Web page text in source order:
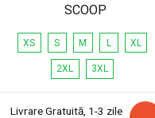
SCOOP
XS S M L XL
2XL 3XL
Livrare Gratuită, 1-3 zile